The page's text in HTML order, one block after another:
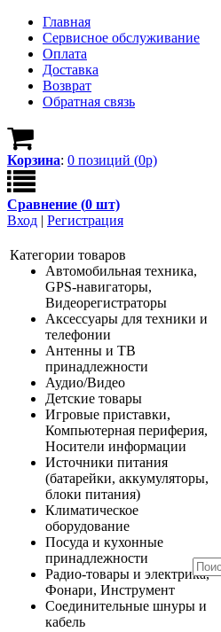
Главная
Сервисное обслуживание
Оплата
Доставка
Возврат
Обратная связь
Корзина: 0 позиций (0р)
Сравнение (0 шт)
Вход | Регистрация
Категории товаров
Автомобильная техника,
GPS-навигаторы,
Видеорегистраторы
Аксессуары для техники и
телефонии
Антенны и ТВ
принадлежности
Аудио/Видео
Детские товары
Игровые приставки,
Компьютерная периферия,
Носители информации
Источники питания
(батарейки, аккумуляторы,
блоки питания)
Климатическое
оборудование
Посуда и кухонные
принадлежности
Радио-товары и электрика,
Фонари, Инструмент
Соединительные шнуры и
кабель